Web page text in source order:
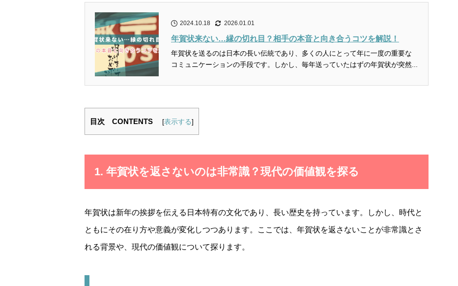
2024.10.18 2026.01.01
年賀状来ない…縁の切れ目？相手の本音と向き合うコツを解説！
年賀状を送るのは日本の長い伝統であり、多くの人にとって年に一度の重要な
コミュニケーションの手段です。しかし、毎年送っていたはずの年賀状が突然...
目次 CONTENTS [表示する]
1. 年賀状を返さないのは非常識？現代の価値観を探る
年賀状は新年の挨拶を伝える日本特有の文化であり、長い歴史を持っています。しかし、時代と
ともにその在り方や意義が変化しつつあります。ここでは、年賀状を返さないことが非常識とさ
れる背景や、現代の価値観について探ります。